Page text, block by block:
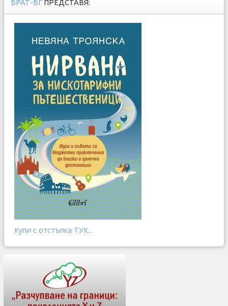
БРАТ-БГ ПРЕДСТАВЯ:
Купи с отстъпка ТУК...